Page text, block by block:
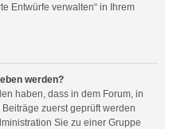
Entwürfe verwalten“ in Ihrem
werden?
haben, dass in dem Forum, in
zuerst geprüft werden
Sie zu einer Gruppe